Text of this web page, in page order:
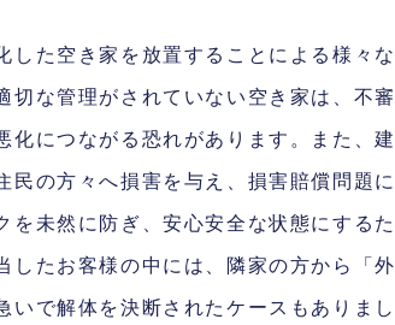
した空き家を放置することによる様々
切な管理がされていない空き家は、不
化につながる恐れがあります。また、
民の方々へ損害を与え、損害賠償問題
を未然に防ぎ、安心安全な状態にする
したお客様の中には、隣家の方から「
いで解体を決断されたケースもありま